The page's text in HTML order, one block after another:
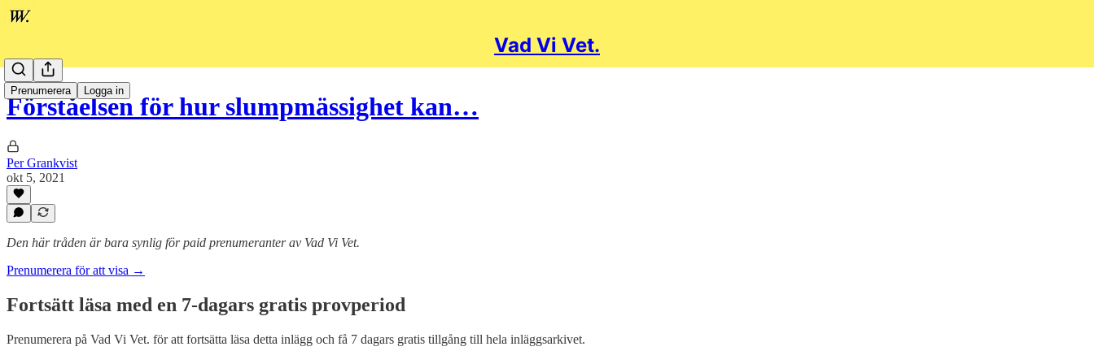
Vad Vi Vet.
Prenumerera Logga in
Förståelsen för hur slumpmässighet kan…
Per Grankvist
okt 5, 2021
Den här tråden är bara synlig för paid prenumeranter av Vad Vi Vet.
Prenumerera för att visa →
Fortsätt läsa med en 7-dagars gratis provperiod
Prenumerera på Vad Vi Vet. för att fortsätta läsa detta inlägg och få 7 dagars gratis tillgång till hela inläggsarkivet.